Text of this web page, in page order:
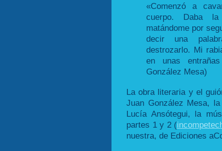
«Comenzó a
cuerpo. Daba
matándome por
decir una
destrozarlo. Mi
en unas
González Mesa)
La obra literaria y el
Juan González Mesa,
Lucía Ansótegui, la
partes 1 y 2 (
nuestra, de Ediciones